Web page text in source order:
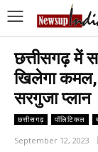
छत्तीसगढ़ में
खिलेगा
सरगुजा प्लान
छत्तीसगढ़ पॉलिटिकल
September 12, 2023